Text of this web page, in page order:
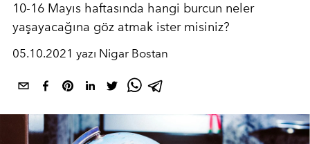
10-16 Mayıs haftasında hangi burcun neler
yaşayacağına göz atmak ister misiniz?
05.10.2021 yazı Nigar Bostan